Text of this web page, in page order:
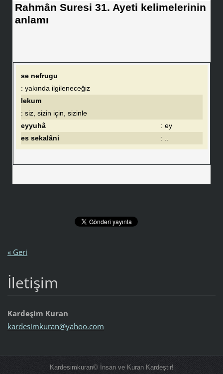
Rahmân Suresi 31. Ayeti kelimelerinin
anlamı
se nefrugu
: yakında ilgileneceğiz
lekum
: siz, sizin için, sizinle
eyyuhâ
: ey
es sekalâni
: ..
« Geri
İletişim
Kardeşim Kuran
kardesimkuran@yahoo.com
Kardesimkuran© İnsan ve Kuran Kardeştir!